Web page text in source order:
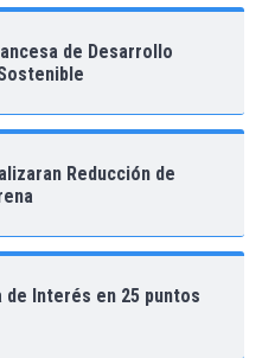
de Desarrollo
Reducción de
de Interés en 25 puntos